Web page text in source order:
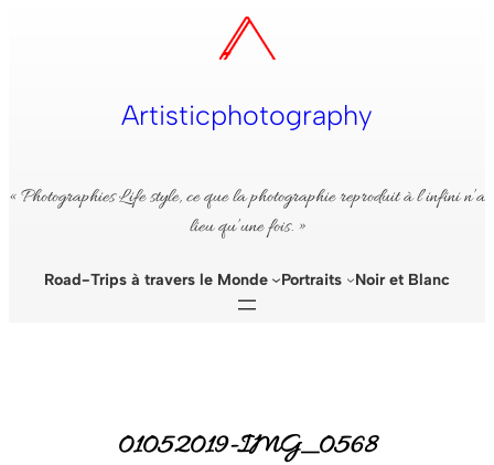
Artisticphotography
« Photographies Life style, ce que la photographie reproduit à l’infini n’a
lieu qu’une fois. »
Road-Trips à travers le Monde Portraits Noir et Blanc
01052019-IMG_0568